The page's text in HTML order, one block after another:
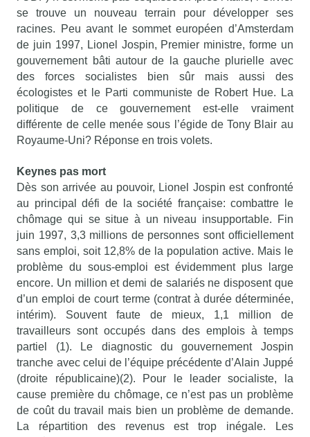
se trouve un nouveau terrain pour développer ses
racines. Peu avant le sommet européen d’Amsterdam
de juin 1997, Lionel Jospin, Premier ministre, forme un
gouvernement bâti autour de la gauche plurielle avec
des forces socialistes bien sûr mais aussi des
écologistes et le Parti communiste de Robert Hue. La
politique de ce gouvernement est-elle vraiment
différente de celle menée sous l’égide de Tony Blair au
Royaume-Uni? Réponse en trois volets.
Keynes pas mort
Dès son arrivée au pouvoir, Lionel Jospin est confronté
au principal défi de la société française: combattre le
chômage qui se situe à un niveau insupportable. Fin
juin 1997, 3,3 millions de personnes sont officiellement
sans emploi, soit 12,8% de la population active. Mais le
problème du sous-emploi est évidemment plus large
encore. Un million et demi de salariés ne disposent que
d’un emploi de court terme (contrat à durée déterminée,
intérim). Souvent faute de mieux, 1,1 million de
travailleurs sont occupés dans des emplois à temps
partiel (1). Le diagnostic du gouvernement Jospin
tranche avec celui de l’équipe précédente d’Alain Juppé
(droite républicaine)(2). Pour le leader socialiste, la
cause première du chômage, ce n’est pas un problème
de coût du travail mais bien un problème de demande.
La répartition des revenus est trop inégale. Les